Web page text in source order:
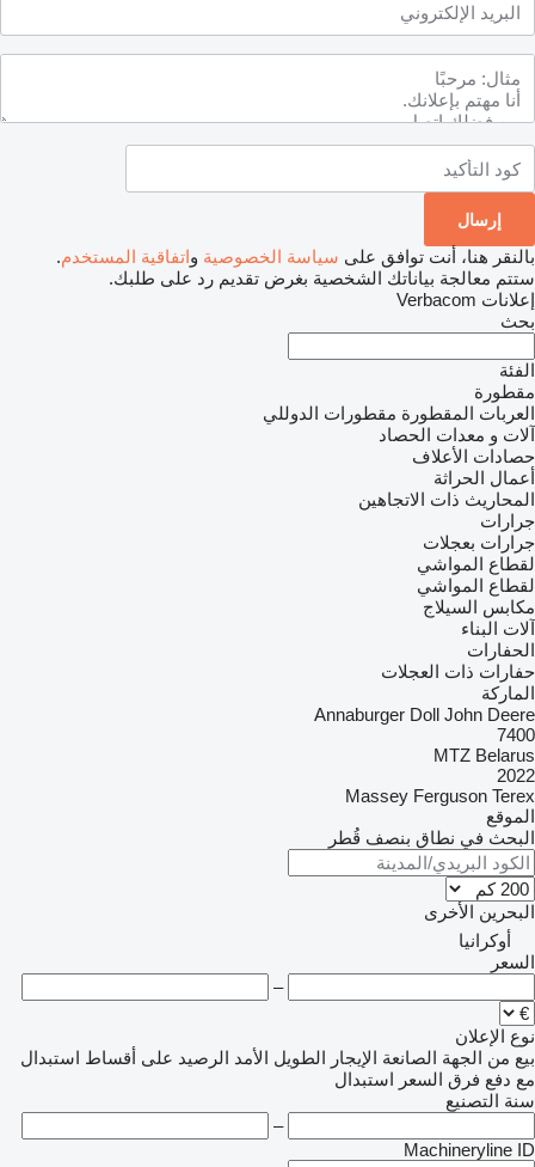
بالنقر هنا، أنت توافق على سياسة الخصوصية واتفاقية المستخدم.
ستتم معالجة بياناتك الشخصية بغرض تقديم رد على طلبك.
إعلانات Verbacom
بحث
الفئة
مقطورة
العربات المقطورة مقطورات الدوللي
آلات و معدات الحصاد
حصادات الأعلاف
أعمال الحراثة
المحاريث ذات الاتجاهين
جرارات
جرارات بعجلات
لقطاع المواشي
لقطاع المواشي
مكابس السيلاج
آلات البناء
الحفارات
حفارات ذات العجلات
الماركة
Annaburger Doll John Deere
7400
MTZ Belarus
2022
Massey Ferguson Terex
الموقع
البحث في نطاق بنصف قُطر
البحرين الأخرى
أوكرانيا
السعر
–
نوع الإعلان
بيع من الجهة الصانعة الإيجار الطويل الأمد الرصيد على أقساط استبدال
مع دفع فرق السعر استبدال
سنة التصنيع
–
Machineryline ID